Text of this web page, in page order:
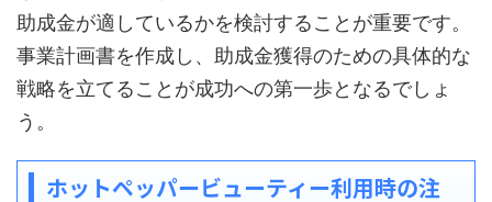
助成金が適しているかを検討することが重要です。
事業計画書を作成し、助成金獲得のための具体的な
戦略を立てることが成功への第一歩となるでしょ
う。
ホットペッパービューティー利用時の注